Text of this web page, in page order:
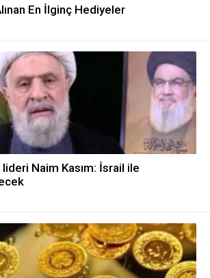
En İlginç Hediyeler
lideri Naim Kasım: İsrail ile